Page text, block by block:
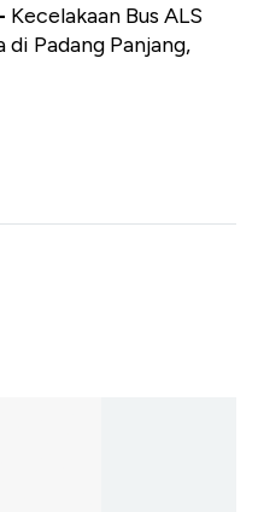
Kecelakaan Bus ALS
Padang Panjang,